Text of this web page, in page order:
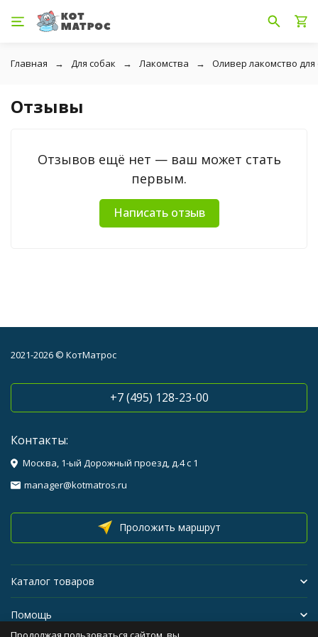
Главная Для собак Лакомства Оливер лакомство для
Отзывы
Отзывов ещё нет — ваш может стать
первым.
Написать отзыв
2021-2026 © КотМатрос
+7 (495) 128-23-00
Контакты:
Москва, 1-ый Дорожный проезд, д.4 с 1
manager@kotmatros.ru
Проложить маршрут
Каталог товаров
Помощь